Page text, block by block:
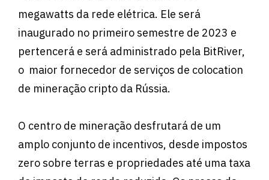
megawatts da rede elétrica. Ele será
inaugurado no primeiro semestre de 2023 e
pertencerá e será administrado pela BitRiver,
o maior fornecedor de serviços de colocation
de mineração cripto da Rússia.
O centro de mineração desfrutará de um
amplo conjunto de incentivos, desde impostos
zero sobre terras e propriedades até uma taxa